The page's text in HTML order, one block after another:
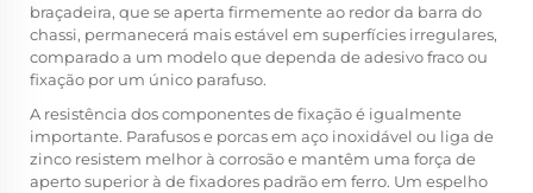
braçadeira, que se aperta firmemente ao redor da barra do
chassi, permanecerá mais estável em superfícies irregulares,
comparado a um modelo que dependa de adesivo fraco ou
fixação por um único parafuso.
A resistência dos componentes de fixação é igualmente
importante. Parafusos e porcas em aço inoxidável ou liga de
zinco resistem melhor à corrosão e mantêm uma força de
aperto superior à de fixadores padrão em ferro. Um espelho